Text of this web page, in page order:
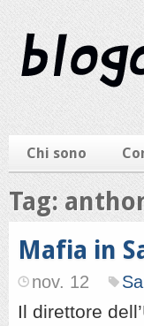
Chi sono
Tag:
Mafia in
nov. 12
Il direttore